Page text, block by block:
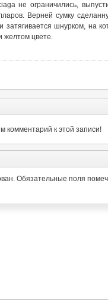
не ограничились,
Верней сумку
затягивается шнурком, на
желтом цвете.
комментарий к этой записи!
Обязательные поля